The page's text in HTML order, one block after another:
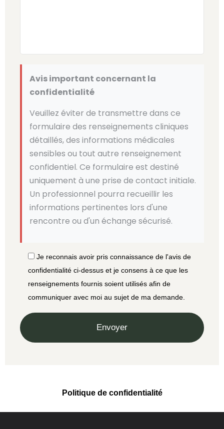
Avis important concernant la
confidentialité
Veuillez éviter de transmettre dans ce
formulaire des renseignements cliniques
détaillés, des informations médicales
sensibles ou tout autre renseignement
confidentiel. Ce formulaire est destiné
uniquement à une prise de contact initiale.
Un professionnel pourra recueillir les
informations pertinentes lors d'une
rencontre ou d'un échange sécurisé.
Je reconnais avoir pris connaissance de l'avis de
confidentialité ci-dessus et je consens à ce que les
renseignements fournis soient utilisés afin de
communiquer avec moi au sujet de ma demande.
Politique de confidentialité